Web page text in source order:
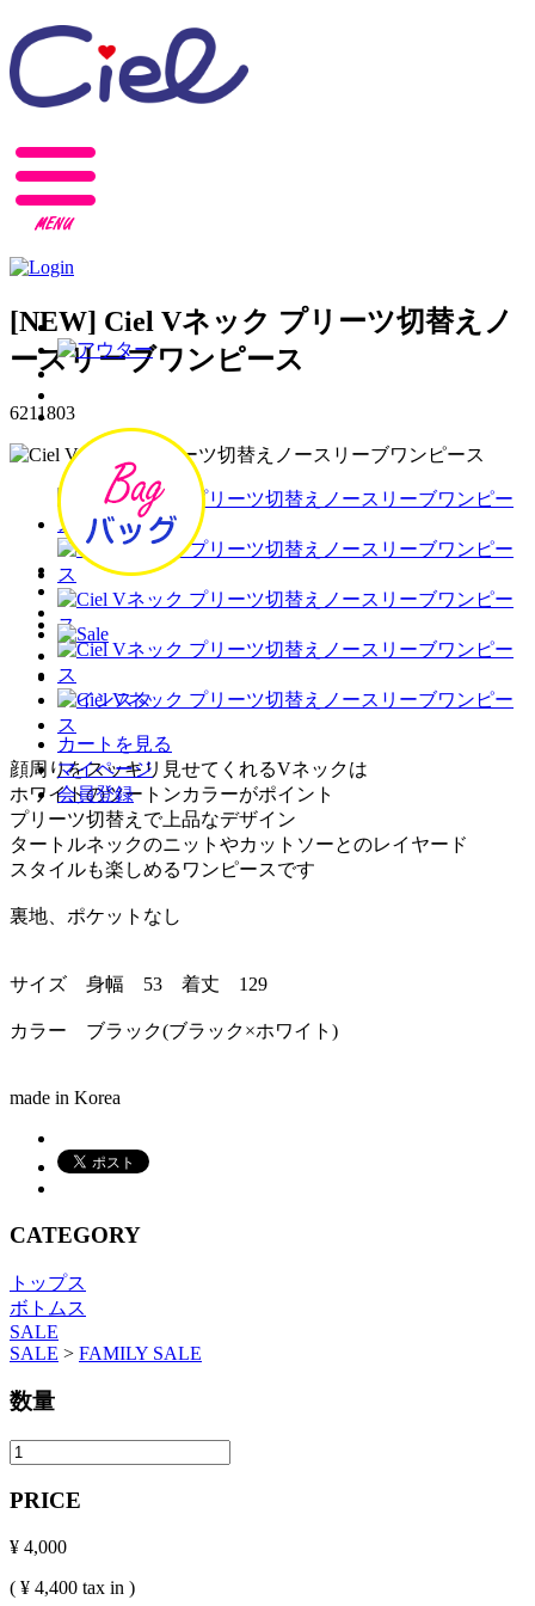
カートを見る
マイページ
会員登録
[NEW] Ciel Vネック プリーツ切替えノ
ースリーブワンピース
6211803
顔周りをスッキリ見せてくれるVネックは
ホワイトのツートンカラーがポイント
プリーツ切替えで上品なデザイン
タートルネックのニットやカットソーとのレイヤード
スタイルも楽しめるワンピースです
裏地、ポケットなし
サイズ 身幅 53 着丈 129
カラー ブラック(ブラック×ホワイト)
made in Korea
CATEGORY
トップス
ボトムス
SALE
SALE > FAMILY SALE
数量
PRICE
¥ 4,000
( ¥ 4,400 tax in )